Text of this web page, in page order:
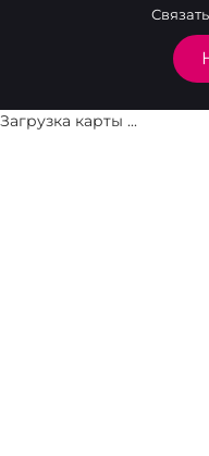
Загрузка карты ...